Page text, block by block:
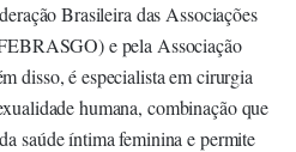
Brasileira das Associações
e pela Associação
disso, é especialista em cirurgia
humana, combinação que
saúde íntima feminina e permite